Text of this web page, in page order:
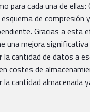
para cada una de ellas:
de compresión
Gracias a esta
una mejora
cantidad de datos a
costes de
cantidad almacenada